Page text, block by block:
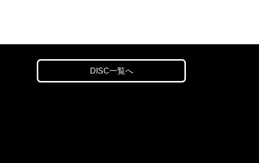
DISC一覧へ